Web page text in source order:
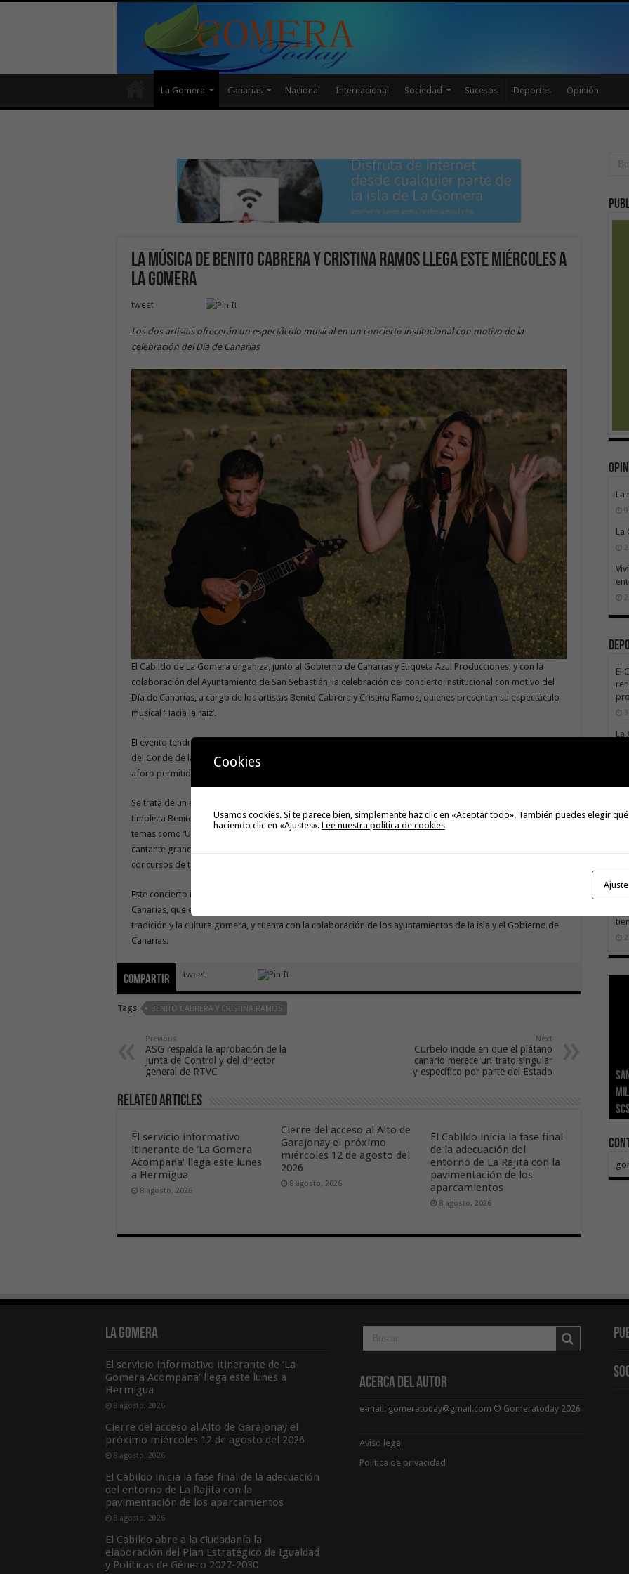
La Gomera Canarias Nacional Internacional Sociedad Sucesos Deportes Opinión
La música de Benito Cabrera y Cristina Ramos llega este miércoles a
La Gomera
tweet
Los dos artistas ofrecerán un espectáculo musical en un concierto institucional con motivo de la
celebración del Día de Canarias
El Cabildo de La Gomera organiza, junto al Gobierno de Canarias y Etiqueta Azul Producciones, y con la
colaboración del Ayuntamiento de San Sebastián, la celebración del concierto institucional con motivo del
Día de Canarias, a cargo de los artistas Benito Cabrera y Cristina Ramos, quienes presentan su espectáculo
musical ‘Hacia la raíz’.
El evento tendrá lugar mañana, miércoles 26 de mayo, a partir de las 20.00 horas, en el Parque de La Torre
del Conde de la capital gomera, y cuya entrada será gratuita para el público asistente, hasta completar el
aforo permitido, cumpliendo con las medidas de seguridad y sanitarias.
Se trata de un espectáculo que une a dos de las voces más reconocidas del panorama musical canario: el
timplista Benito Cabrera, uno de los mayores exponentes regionales del timple y autor de reconocidos
temas como ‘Una sobre el mismo mar’, y de la letra del himno oficial de las Islas Canarias; y Cristina Ramos,
cantante grancanaria de rock y ópera, reconocida por sus participaciones y victorias en importantes
concursos de talentos de todo el mundo.
Este concierto institucional da comienzo a la programación insular dedicada a la festividad del Día de
Canarias, que este año ha diseñado la Consejería de Educación, basando los actos en el arte de la música, la
tradición y la cultura gomera, y cuenta con la colaboración de los ayuntamientos de la isla y el Gobierno de
Canarias.
Compartir tweet
Tags BENITO CABRERA Y CRISTINA RAMOS
Previous
ASG respalda la aprobación de la
Junta de Control y del director
general de RTVC
Next
Curbelo incide en que el plátano
canario merece un trato singular
y específico por parte del Estado
Related Articles
El servicio informativo
itinerante de ‘La Gomera
Acompaña’ llega este lunes
a Hermigua
8 agosto, 2026
Cierre del acceso al Alto de
Garajonay el próximo
miércoles 12 de agosto del
2026
8 agosto, 2026
El Cabildo inicia la fase final
de la adecuación del
entorno de La Rajita con la
pavimentación de los
aparcamientos
8 agosto, 2026
La
La
El
La
SCS
El
La Gomera
El servicio informativo itinerante de ‘La
Gomera Acompaña’ llega este lunes a
Hermigua
8 agosto, 2026
Cierre del acceso al Alto de Garajonay el
próximo miércoles 12 de agosto del 2026
8 agosto, 2026
El Cabildo inicia la fase final de la adecuación
del entorno de La Rajita con la
pavimentación de los aparcamientos
8 agosto, 2026
El Cabildo abre a la ciudadanía la
elaboración del Plan Estratégico de Igualdad
y Políticas de Género 2027-2030
Acerca del Autor
e-mail: gomeratoday@gmail.com © Gomeratoday 2026
Aviso legal
Política de privacidad
Cookies
Usamos cookies. Si te parece bien, simplemente haz clic en «Aceptar todo». También puedes elegir
haciendo clic en «Ajustes». Lee nuestra política de cookies